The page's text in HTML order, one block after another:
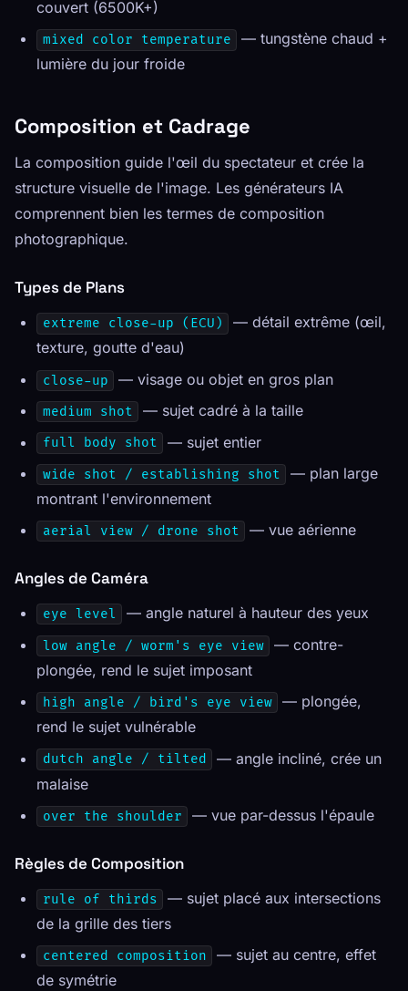
couvert (6500K+)
mixed color temperature
— tungstène chaud +
lumière du jour froide
Composition et Cadrage
La composition guide l'œil du spectateur et crée la
structure visuelle de l'image. Les générateurs IA
comprennent bien les termes de composition
photographique.
Types de Plans
extreme close-up (ECU)
— détail extrême (œil,
texture, goutte d'eau)
close-up — visage ou objet en gros plan
medium shot — sujet cadré à la taille
full body shot — sujet entier
wide shot / establishing shot
— plan large
montrant l'environnement
aerial view / drone shot — vue aérienne
Angles de Caméra
eye level — angle naturel à hauteur des yeux
low angle / worm's eye view
— contre-
plongée, rend le sujet imposant
high angle / bird's eye view
— plongée,
rend le sujet vulnérable
dutch angle / tilted
— angle incliné, crée un
malaise
over the shoulder — vue par-dessus l'épaule
Règles de Composition
rule of thirds
— sujet placé aux intersections
de la grille des tiers
centered composition
— sujet au centre, effet
de symétrie